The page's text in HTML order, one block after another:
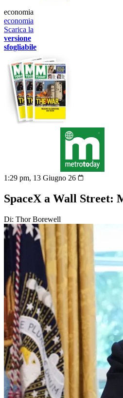
economia
economia
Scarica la
versione
sfogliabile
1:29 pm, 13 Giugno 26
SpaceX a Wall Street:
Di: Thor Borewell